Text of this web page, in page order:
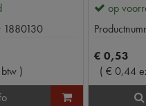
1880130
)
op
€ 0,53
( €0,44